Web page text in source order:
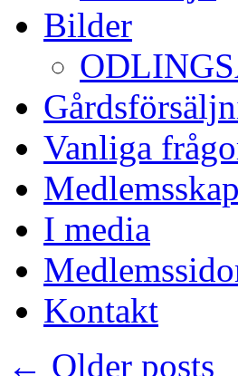
Bilder
Vanliga
Medlemsskap
I media
Kontakt
← Older posts